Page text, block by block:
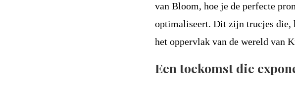
van Bloom, hoe je de perfecte
optimaliseert. Dit zijn trucjes die,
het oppervlak van de wereld van
Een toekomst die